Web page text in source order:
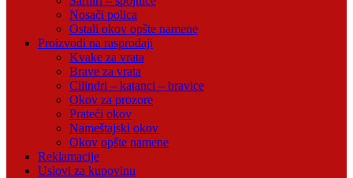
Nosači polica
Ostali okov opšte namene
Proizvodi na rasprodaji
Kvake za vrata
Brave za vrata
Cilindri – katanci – bravice
Okov za prozore
Prateći okov
Nameštajski okov
Okov opšte namene
Reklamacije
Uslovi za kupovinu